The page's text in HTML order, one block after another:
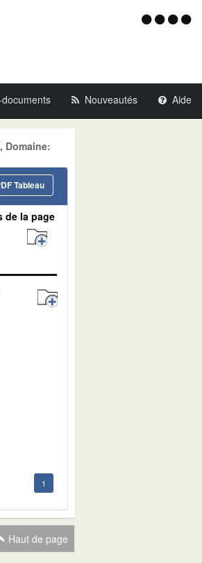
Menu
Nouveautés Aide
Domaine:
Tableau
de la page
1
Haut de page